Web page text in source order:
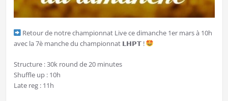
Retour de notre championnat Live ce dimanche 1er mars à 10h
avec la 7è manche du championnat 𝗟𝗛𝗣𝗧 !
Structure : 30k round de 20 minutes
Shuffle up : 10h
Late reg : 11h